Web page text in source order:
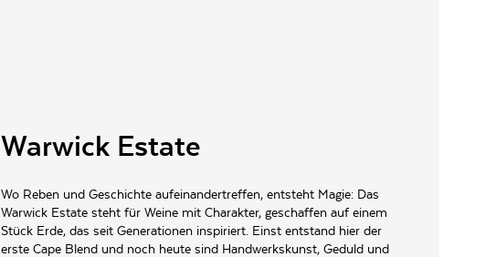
Warwick Estate
Wo Reben und Geschichte aufeinandertreffen, entsteht Magie: Das
Warwick Estate steht für Weine mit Charakter, geschaffen auf einem
Stück Erde, das seit Generationen inspiriert. Einst entstand hier der
erste Cape Blend und noch heute sind Handwerkskunst, Geduld und